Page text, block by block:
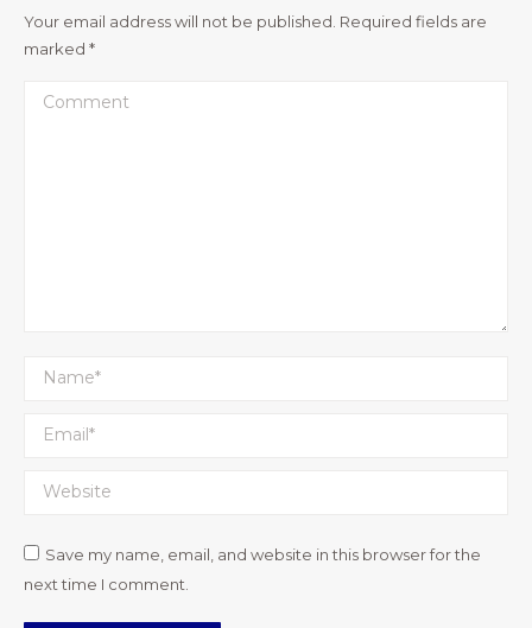
Your email address will not be published. Required fields are
marked *
Comment
Name *
Email *
Website
Save my name, email, and website in this browser for the
next time I comment.